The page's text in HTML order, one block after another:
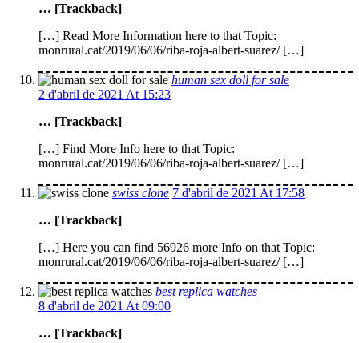
… [Trackback]
[…] Read More Information here to that Topic:
monrural.cat/2019/06/06/riba-roja-albert-suarez/ […]
human sex doll for sale
2 d'abril de 2021 At 15:23
… [Trackback]
[…] Find More Info here to that Topic:
monrural.cat/2019/06/06/riba-roja-albert-suarez/ […]
swiss clone 7 d'abril de 2021 At 17:58
… [Trackback]
[…] Here you can find 56926 more Info on that Topic:
monrural.cat/2019/06/06/riba-roja-albert-suarez/ […]
best replica watches
8 d'abril de 2021 At 09:00
… [Trackback]